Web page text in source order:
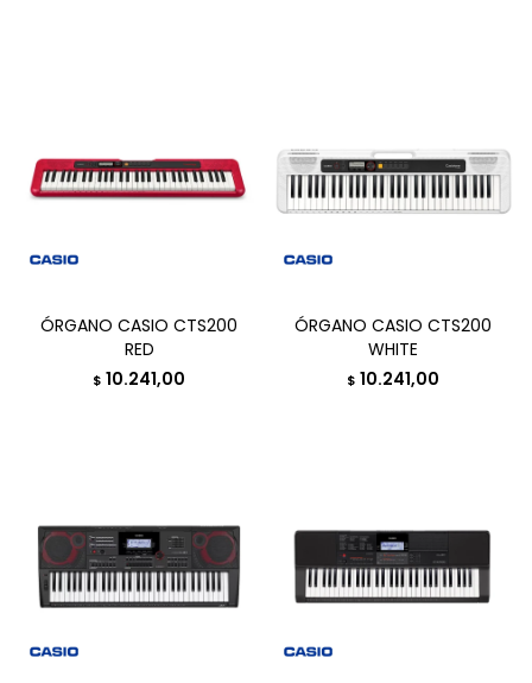
ÓRGANO CASIO CTS200
RED
$ 10.241,00
ÓRGANO CASIO CTS200
WHITE
$ 10.241,00